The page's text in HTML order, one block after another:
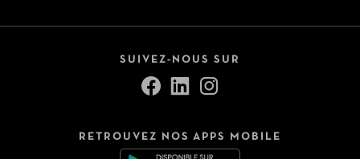
SUIVEZ-NOUS SUR
RETROUVEZ NOS APPS MOBILE